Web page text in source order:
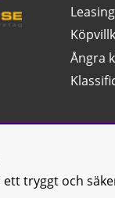
Leasing
Ångra
© Sport &
tryggt och